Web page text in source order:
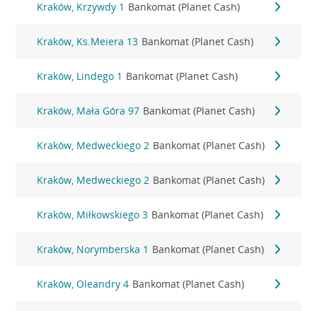
Kraków, Krzywdy 1 Bankomat (Planet Cash)
Kraków, Ks.Meiera 13 Bankomat (Planet Cash)
Kraków, Lindego 1 Bankomat (Planet Cash)
Kraków, Mała Góra 97 Bankomat (Planet Cash)
Kraków, Medweckiego 2 Bankomat (Planet Cash)
Kraków, Medweckiego 2 Bankomat (Planet Cash)
Kraków, Miłkowskiego 3 Bankomat (Planet Cash)
Kraków, Norymberska 1 Bankomat (Planet Cash)
Kraków, Oleandry 4 Bankomat (Planet Cash)